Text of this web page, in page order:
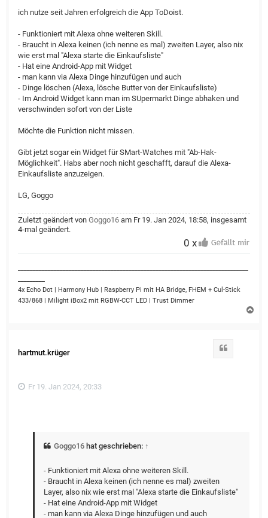
ich nutze seit Jahren erfolgreich die App ToDoist.
- Funktioniert mit Alexa ohne weiteren Skill.
- Braucht in Alexa keinen (ich nenne es mal) zweiten Layer, also nix
wie erst mal "Alexa starte die Einkaufsliste"
- Hat eine Android-App mit Widget
- man kann via Alexa Dinge hinzufügen und auch
- Dinge löschen (Alexa, lösche Butter von der Einkaufsliste)
- Im Android Widget kann man im SUpermarkt Dinge abhaken und
verschwinden sofort von der Liste
Möchte die Funktion nicht missen.
Gibt jetzt sogar ein Widget für SMart-Watches mit "Ab-Hak-
Möglichkeit". Habs aber noch nicht geschafft, darauf die Alexa-
Einkaufsliste anzuzeigen.
LG, Goggo
Zuletzt geändert von Goggo16 am Fr 19. Jan 2024, 18:58, insgesamt
4-mal geändert.
0 x
4x Echo Dot | Harmony Hub | Raspberry Pi mit HA Bridge, FHEM + Cul-Stick
433/868 | Milight iBox2 mit RGBW-CCT LED | Trust Dimmer
hartmut.krüger
Fr 19. Jan 2024, 20:33
Goggo16 hat geschrieben: ↑
- Funktioniert mit Alexa ohne weiteren Skill.
- Braucht in Alexa keinen (ich nenne es mal) zweiten
Layer, also nix wie erst mal "Alexa starte die Einkaufsliste"
- Hat eine Android-App mit Widget
- man kann via Alexa Dinge hinzufügen und auch